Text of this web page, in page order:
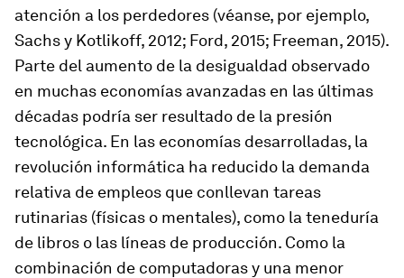
atención a los perdedores (véanse, por ejemplo,
Sachs y Kotlikoff, 2012; Ford, 2015; Freeman, 2015).
Parte del aumento de la desigualdad observado
en muchas economías avanzadas en las últimas
décadas podría ser resultado de la presión
tecnológica. En las economías desarrolladas, la
revolución informática ha reducido la demanda
relativa de empleos que conllevan tareas
rutinarias (físicas o mentales), como la teneduría
de libros o las líneas de producción. Como la
combinación de computadoras y una menor